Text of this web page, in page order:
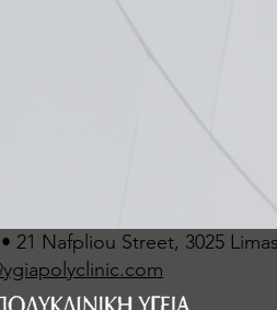
21 Nafpliou Street, 3025